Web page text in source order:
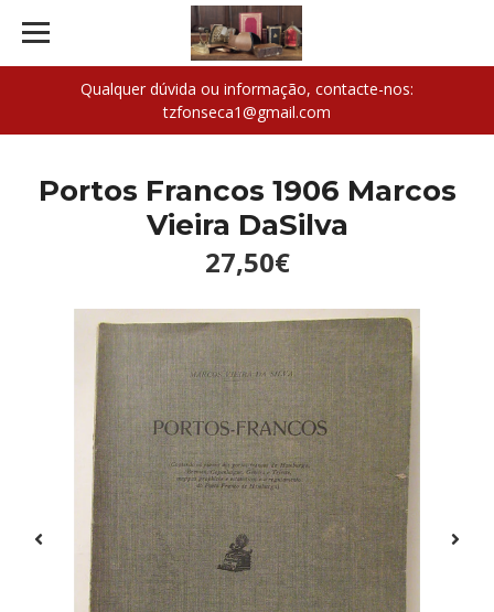
Qualquer dúvida ou informação, contacte-nos:
tzfonseca1@gmail.com
Portos Francos 1906 Marcos
Vieira DaSilva
27,50€